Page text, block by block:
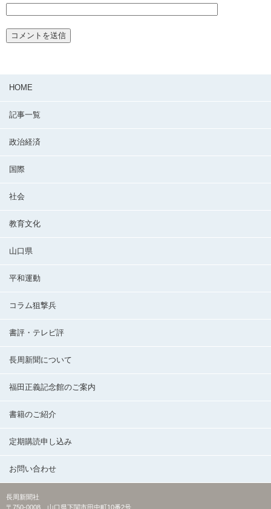
HOME
記事一覧
政治経済
国際
社会
教育文化
山口県
平和運動
コラム狙撃兵
書評・テレビ評
長周新聞について
福田正義記念館のご案内
書籍のご紹介
定期購読申し込み
お問い合わせ
長周新聞社
〒750-0008 山口県下関市田中町10番2号